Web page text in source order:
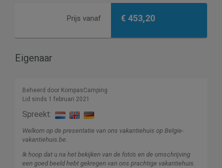
Prijs vanaf € 453,20
Eigenaar
Beheerd door KompasCamping
Lid sinds 1 februari 2021
Spreekt:
Welkom op de presentatie van ons vakantiehuis op Belgie-
vakantiehuis.be.
Ik hoop dat u na het bekijken van de foto's en de omschrijving
een goed beeld hebt gekregen van ons prachtige vakantiehuis.